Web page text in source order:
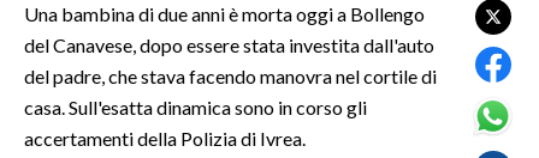
CULTURA
SPETTACOLI
GOSSIP
Una bambina di due anni è morta oggi a Bollengo
del Canavese, dopo essere stata investita dall'auto
del padre, che stava facendo manovra nel cortile di
casa. Sull'esatta dinamica sono in corso gli
accertamenti della Polizia di Ivrea.